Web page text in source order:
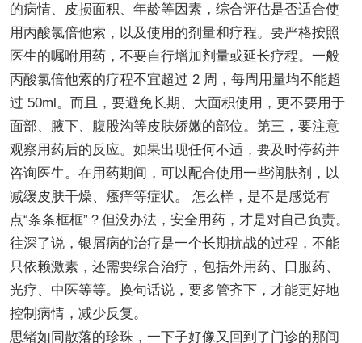
的病情、皮损面积、年龄等因素，综合评估是否适合使
用丙酸氯倍他索，以及使用的剂量和疗程。要严格按照
医生的嘱咐用药，不要自行增加剂量或延长疗程。一般
丙酸氯倍他索的疗程不宜超过 2 周，每周用量均不能超
过 50ml。而且，要避免长期、大面积使用，更不要用于
面部、腋下、腹股沟等皮肤娇嫩的部位。第三，要注意
观察用药后的反应。如果出现任何不适，要及时停药并
咨询医生。在用药期间，可以配合使用一些润肤剂，以
减缓皮肤干燥、瘙痒等症状。 怎么样，是不是感觉有
点“条条框框”？但没办法，安全用药，才是对自己负责。
往深了说，银屑病的治疗是一个长期抗战的过程，不能
只依赖激素，还需要综合治疗，包括外用药、口服药、
光疗、中医等等。换句话说，要多管齐下，才能更好地
控制病情，减少反复。
思绪如同散落的珍珠，一下子好像又回到了门诊的那间